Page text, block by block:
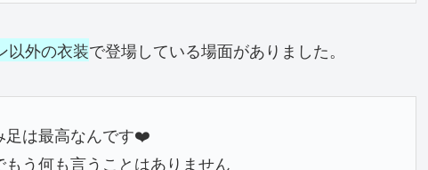
以外の衣装で登場している場面がありました。
足は最高なんです❤️
う何も言うことはありません